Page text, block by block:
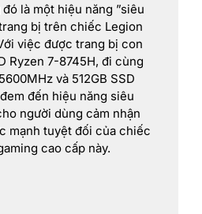
là một hiệu năng ”siêu
bị trên chiếc Legion
việc được trang bị con
Ryzen 7-8745H, đi cùng
và 512GB SSD
đến hiệu năng siêu
người dùng cảm nhận
mạnh tuyệt đối của chiếc
cao cấp này.